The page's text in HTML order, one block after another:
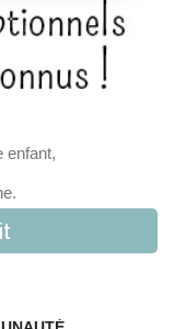
enfant,